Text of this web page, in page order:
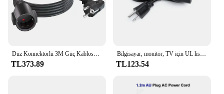
TL373.89
Bilgisayar, monitör, TV için UL listelenen 3 Prong AC güç kablosu 3ft-10ft, herhangi bir 3 Pin AC güç bağlantısı ile çalışır
TL123.54